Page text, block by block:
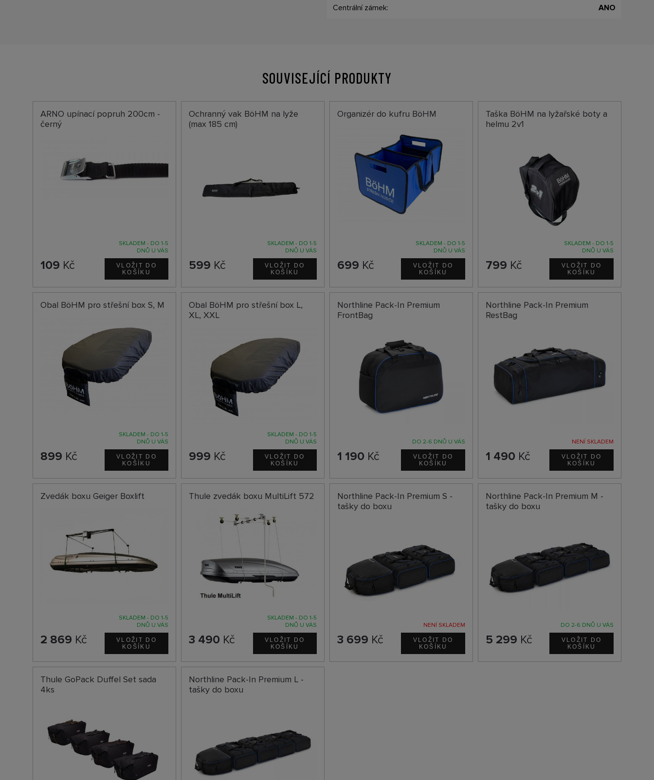
Centrální zámek: ANO
SOUVISEJÍCÍ PRODUKTY
ARNO upínací popruh 200cm -
černý
SKLADEM - DO 1-5
DNŮ U VÁS
109 Kč
Ochranný vak BöHM na lyže
(max 185 cm)
SKLADEM - DO 1-5
DNŮ U VÁS
599 Kč
Organizér do kufru BöHM
SKLADEM - DO 1-5
DNŮ U VÁS
699 Kč
Taška BöHM na lyžařské boty a
helmu 2v1
SKLADEM - DO 1-5
DNŮ U VÁS
799 Kč
Obal BöHM pro střešní box S, M
SKLADEM - DO 1-5
DNŮ U VÁS
899 Kč
Obal BöHM pro střešní box L,
XL, XXL
SKLADEM - DO 1-5
DNŮ U VÁS
999 Kč
Northline Pack-In Premium
FrontBag
DO 2-6 DNŮ U VÁS
1 190 Kč
Northline Pack-In Premium
RestBag
NENÍ SKLADEM
1 490 Kč
Zvedák boxu Geiger Boxlift
SKLADEM - DO 1-5
DNŮ U VÁS
2 869 Kč
Thule zvedák boxu MultiLift 572
SKLADEM - DO 1-5
DNŮ U VÁS
3 490 Kč
Northline Pack-In Premium S -
tašky do boxu
NENÍ SKLADEM
3 699 Kč
Northline Pack-In Premium M -
tašky do boxu
DO 2-6 DNŮ U VÁS
5 299 Kč
Thule GoPack Duffel Set sada
4ks
Northline Pack-In Premium L -
tašky do boxu